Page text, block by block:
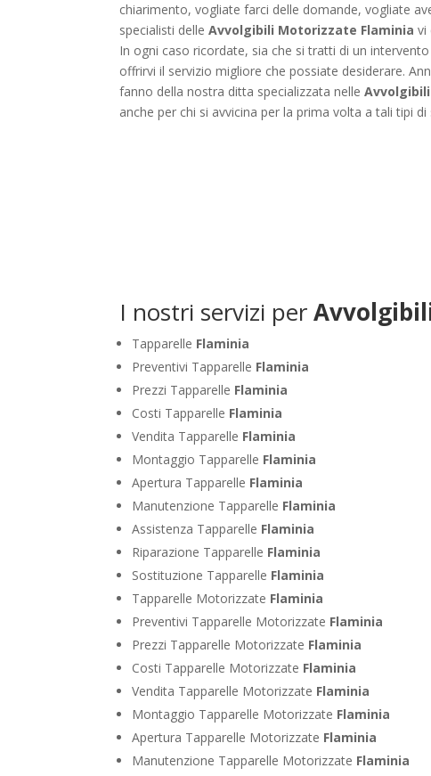
chiarimento, vogliate farci delle domande, vogliate
specialisti delleAvvolgibili Motorizzate Flaminia vi
In ogni caso ricordate, sia che si tratti di un
offrirvi il servizio migliore che possiate desiderare.
fanno della nostra ditta specializzata nelle
anche per chi si avvicina per la prima volta a tali tipi
I nostri servizi per
Tapparelle Flaminia
Preventivi Tapparelle Flaminia
Prezzi Tapparelle Flaminia
Costi Tapparelle Flaminia
Vendita Tapparelle Flaminia
Montaggio Tapparelle Flaminia
Apertura Tapparelle Flaminia
Manutenzione Tapparelle Flaminia
Assistenza Tapparelle Flaminia
Riparazione Tapparelle Flaminia
Sostituzione Tapparelle Flaminia
Tapparelle Motorizzate Flaminia
Preventivi Tapparelle Motorizzate Flaminia
Prezzi Tapparelle Motorizzate Flaminia
Costi Tapparelle Motorizzate Flaminia
Vendita Tapparelle Motorizzate Flaminia
Montaggio Tapparelle Motorizzate Flaminia
Apertura Tapparelle Motorizzate Flaminia
Manutenzione Tapparelle Motorizzate Flaminia